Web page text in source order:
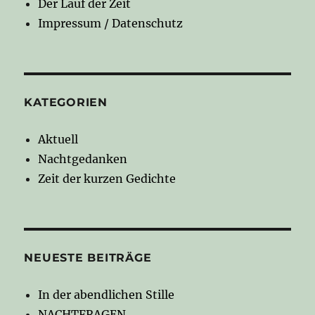
Der Lauf der Zeit
Impressum / Datenschutz
KATEGORIEN
Aktuell
Nachtgedanken
Zeit der kurzen Gedichte
NEUESTE BEITRÄGE
In der abendlichen Stille